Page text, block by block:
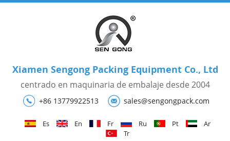
Xiamen Sengong Packing Equipment Co., Ltd
centrado en maquinaria de embalaje desde 2004
+86 13779922513 sales@sengongpack.com
Es En Fr Ru Pt
Ar
Tr